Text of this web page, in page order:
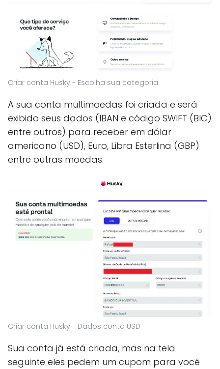
Criar conta Husky - Escolha sua categoria
A sua conta multimoedas foi criada e será
exibido seus dados (IBAN e código SWIFT (BIC)
entre outros) para receber em dólar
americano (USD), Euro, Libra Esterlina (GBP)
entre outras moedas.
Criar conta Husky - Dados conta USD
Sua conta já está criada, mas na tela
seguinte eles pedem um cupom para você